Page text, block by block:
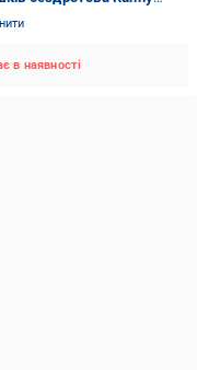
LED 3 швидкості РК-
USB Type-C
в наявності